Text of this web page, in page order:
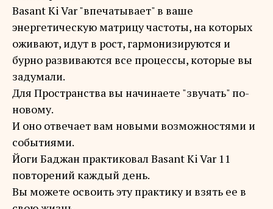
Basant Ki Var "впечатывает" в ваше
энергетическую матрицу частоты, на которых
оживают, идут в рост, гармонизируются и
бурно развиваются все процессы, которые вы
задумали.
Для Пространства вы начинаете "звучать" по-
новому.
И оно отвечает вам новыми возможностями и
событиями.
Йоги Баджан практиковал Basant Ki Var 11
повторений каждый день.
Вы можете освоить эту практику и взять ее в